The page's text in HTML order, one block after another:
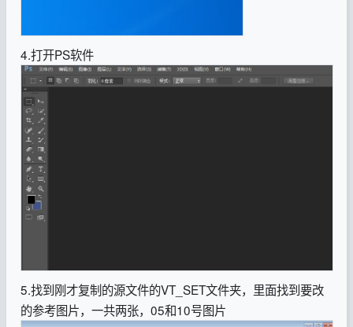
4.打开PS软件
5.找到刚才复制的源文件的VT_SET文件夹，里面找到要改
的参考图片，一共两张，05和10号图片